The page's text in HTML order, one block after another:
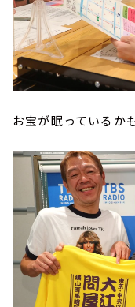
お宝が眠っているか